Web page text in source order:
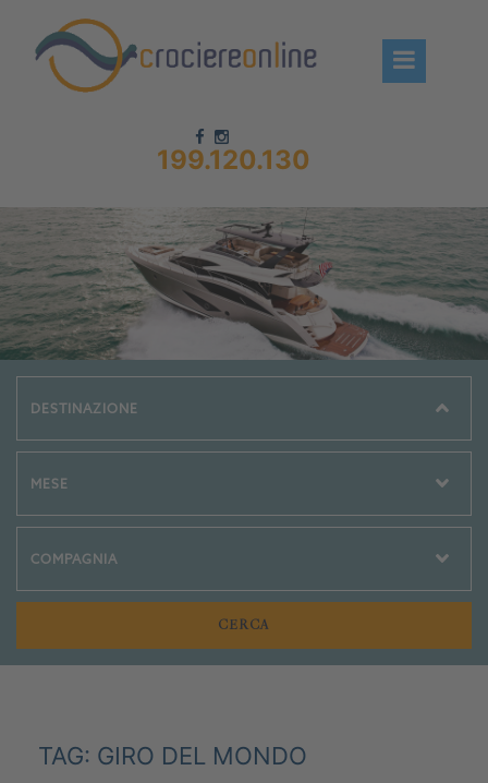
199.120.130
Chi siamo – CrociereOnLine
Destinazioni Crociere
Prenota crociere
News
TAG: GIRO DEL MONDO